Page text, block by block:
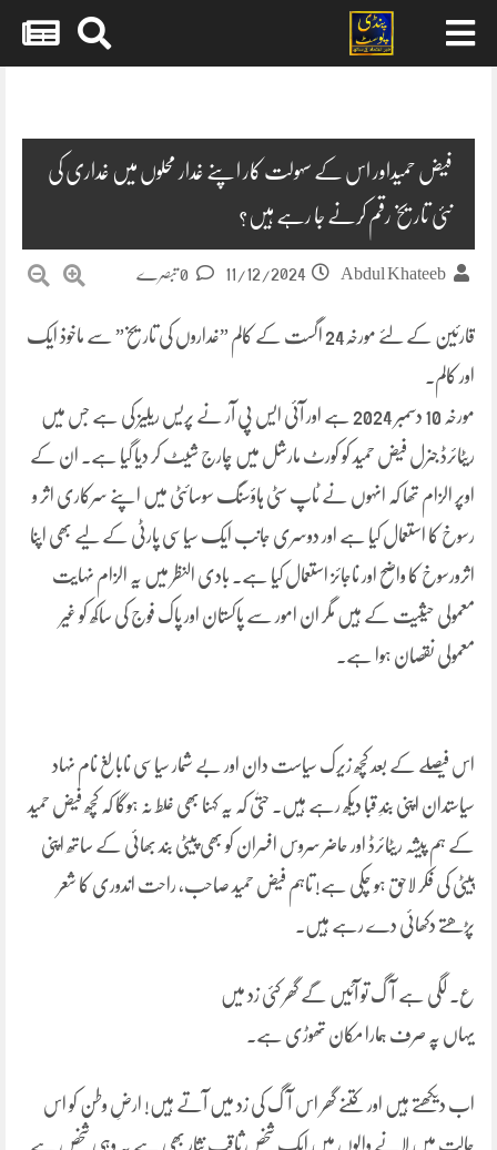
فیض حمیداور اس کے سہولت کار اپنے غدار محلوں میں غداری کی
نئی تاریخ رقم کرنے جا رہے ہیں؟
Abdul Khateeb
11/12/2024
قارئین کے لئے مورخہ24 اگست کے کالم ”غداروں کی تاریخ” سے ماخوذ ایک
اور کالم۔
مورخہ 10 دسمبر 2024 ہے اور آئی ایس پی آر نے پریس ریلیز کی ہے جس میں
ریٹائرڈ جنرل فیض حمید کو کورٹ مارشل میں چارج شیٹ کر دیا گیا ہے۔ ان کے
اوپر الزام تھا کہ انہوں نے ٹاپ سٹی ہاؤسنگ سوسائٹی میں اپنے سرکاری اثر و
رسوخ کا استعمال کیا ہے اور دوسری جانب ایک سیاسی پارٹی کے لیے بھی اپنا
اثرورسوخ کا واضح اور ناجائز استعمال کیا ہے۔ بادی النظر میں یہ الزام نہایت
معمولی حیثیت کے ہیں مگر ان امور سے پاکستان اور پاک فوج کی ساکھ کو غیر
معمولی نقصان ہوا ہے۔
اس فیصلے کے بعد کچھ زیرک سیاست دان اور بے شمار سیاسی نابالغ نام نہاد
سیاستدان اپنی بندِ قبا دیکھ رہے ہیں۔ حتیٰ کہ یہ کہنا بھی غلط نہ ہوگا کہ کچھ فیض حمید
کے ہم پیشہ ریٹائرڈ اور حاضر سروس افسران کو بھی پیٹی بند بھائی کے ساتھ اپنی
پیٹی کی فکر لاحق ہو چکی ہے! تاہم فیض حمید صاحب، راحت اندوری کا شعر
پڑھتے دکھائی دے رہے ہیں۔
ع۔ لگی ہے آگ تو آئیں گے گھر کئی زد میں
یہاں پہ صرف ہمارا مکان تھوڑی ہے۔
اب دیکھتے ہیں اور کتنے گھر اس آگ کی زد میں آتے ہیں! ارضِ وطن کو اس
حالت میں لانے والوں میں ایک شخص ثاقب نثار بھی ہے یہ وہی شخص ہے